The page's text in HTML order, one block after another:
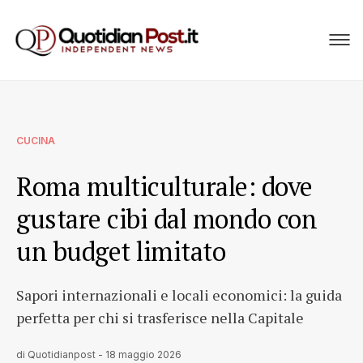
CUCINA
Roma multiculturale: dove
gustare cibi dal mondo con
un budget limitato
Sapori internazionali e locali economici: la guida
perfetta per chi si trasferisce nella Capitale
di Quotidianpost - 18 maggio 2026